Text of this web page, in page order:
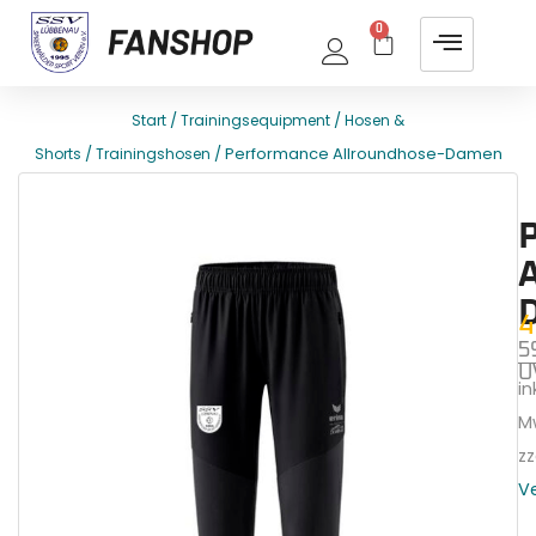
0
Start /Trainingsequipment /Hosen &
Shorts /Trainingshosen / Performance Allroundhose-Damen